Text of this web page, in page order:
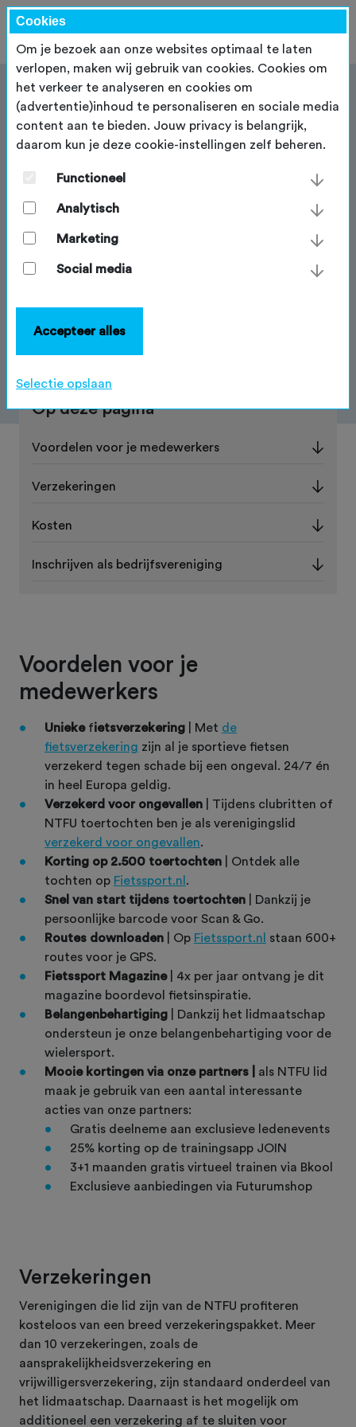
Lidmaatschap
bedrijfsvereniging
Sportieve medewerkers komen met meer energie op
het werk. De productiviteit stijgt en het
ziekteverzuim daalt. Willen jullie sportieve
medewerkers stimuleren, dan is het interessant om
een NTFU-lidmaatschap af te sluiten. Dit kan al vanaf
€ €51,75 per persoon per jaar!
Op deze pagina
Voordelen voor je medewerkers
Verzekeringen
Kosten
Inschrijven als bedrijfsvereniging
Voordelen voor je
medewerkers
Unieke fietsverzekering | Met de
fietsverzekering zijn al je sportieve fietsen
verzekerd tegen schade bij een ongeval. 24/7 én
in heel Europa geldig.
Verzekerd voor ongevallen | Tijdens clubritten of
NTFU toertochten ben je als verenigingslid
verzekerd voor ongevallen.
Korting op 2.500 toertochten | Ontdek alle
tochten op Fietssport.nl .
Snel van start tijdens toertochten | Dankzij je
persoonlijke barcode voor Scan & Go.
Routes downloaden | Op Fietssport.nl
staan 600+
routes voor je GPS.
Fietssport Magazine| 4x per jaar ontvang je dit
magazine boordevol fietsinspiratie.
Belangenbehartiging | Dankzij het lidmaatschap
ondersteun je onze belangenbehartiging voor de
wielersport.
Mooie kortingen via onze partners | als NTFU lid
maak je gebruik van een aantal interessante
acties van onze partners:
Gratis deelneme aan exclusieve ledenevents
25% korting op de trainingsapp JOIN
3+1 maanden gratis virtueel trainen via Bkool
Exclusieve aanbiedingen via Futurumshop
Verzekeringen
Verenigingen die lid zijn van de NTFU profiteren
kosteloos van een breed verzekeringspakket. Meer
dan 10 verzekeringen, zoals de
aansprakelijkheidsverzekering en
vrijwilligersverzekering, zijn standaard onderdeel van
het lidmaatschap. Daarnaast is het mogelijk om
additioneel een verzekering af te sluiten voor
Cookies
Om je bezoek aan onze websites optimaal te laten
verlopen, maken wij gebruik van cookies. Cookies om
het verkeer te analyseren en cookies om
(advertentie)inhoud te personaliseren en sociale media
content aan te bieden. Jouw privacy is belangrijk,
daarom kun je deze cookie-instellingen zelf beheren.
Functioneel
Analytisch
Marketing
Social media
Accepteer alles
Selectie opslaan